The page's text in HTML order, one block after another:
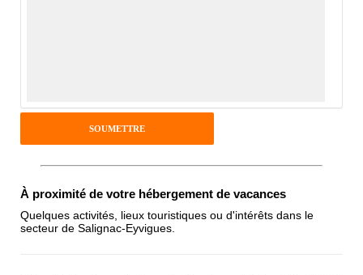
Antispam - Combien font 7x4 (en
chiffres) :
À proximité de votre hébergement de vacances
Quelques activités, lieux touristiques ou d'intérêts dans le
secteur de Salignac-Eyvigues.